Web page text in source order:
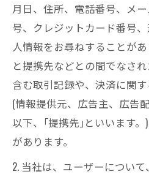
月日、住所、電話番号、メ
号、クレジットカード番号
人情報をお尋ねすることが
と提携先などとの間でなさ
含む取引記録や、決済に関
(情報提供元、広告主、広告
以下、｢提携先｣といいます
があります。
2. 当社は、ユーザーについ